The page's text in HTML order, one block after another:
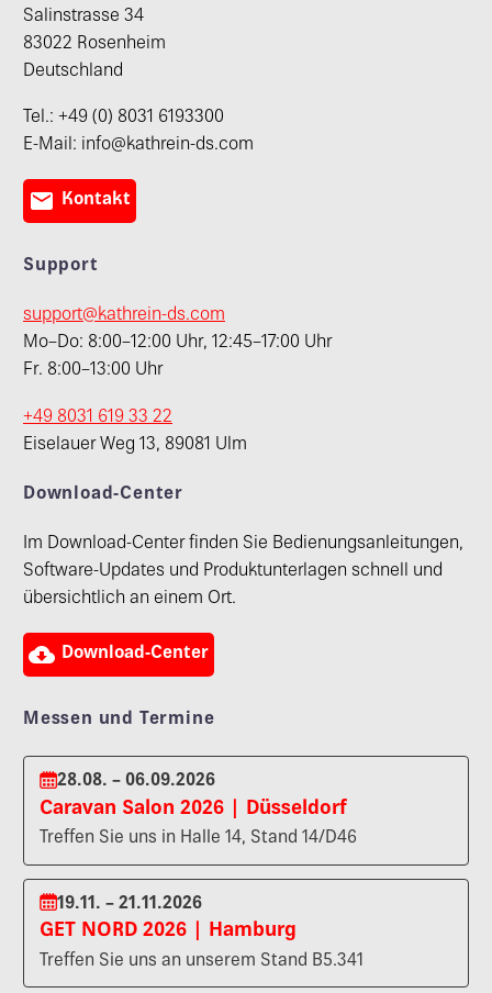
Salinstrasse 34
83022 Rosenheim
Deutschland
Tel.: +49 (0) 8031 6193300
E-Mail: info@kathrein-ds.com
 Kontakt
Support
support@kathrein-ds.com
Mo–Do: 8:00–12:00 Uhr, 12:45–17:00 Uhr
Fr. 8:00–13:00 Uhr
+49 8031 619 33 22
Eiselauer Weg 13, 89081 Ulm
Download-Center
Im Download-Center finden Sie Bedienungsanleitungen,
Software-Updates und Produktunterlagen schnell und
übersichtlich an einem Ort.
 Download-Center
Messen und Termine
28.08. – 06.09.2026
Caravan Salon 2026 | Düsseldorf
Treffen Sie uns in Halle 14, Stand 14/D46
19.11. – 21.11.2026
GET NORD 2026 | Hamburg
Treffen Sie uns an unserem Stand B5.341